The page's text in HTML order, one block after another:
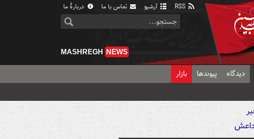
آرشیو تماس با ما دربارهٔ ما
MASHREGH NEWS
دیدگاه پیوندها بازار